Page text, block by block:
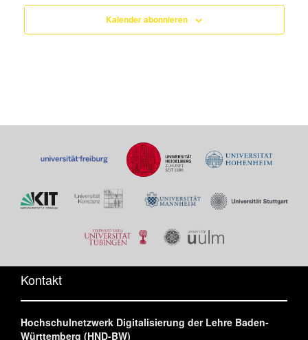
Kalender abonnieren
Kontakt
Hochschulnetzwerk Digitalisierung der Lehre Baden-
Württemberg (HND-BW)